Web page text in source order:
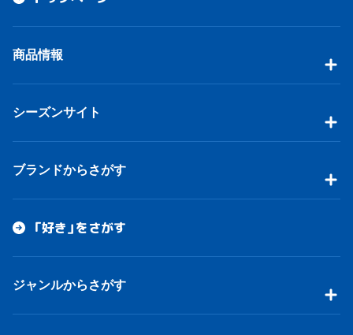
商品情報
シーズンサイト
ブランドからさがす
「好き」をさがす
ジャンルからさがす